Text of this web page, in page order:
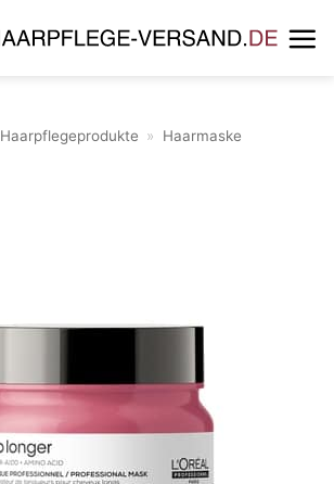
Haarpflegeprodukte » Haarmaske